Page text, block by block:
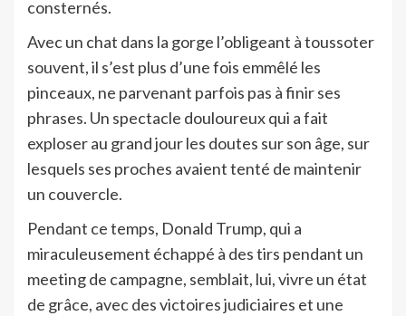
consternés.
Avec un chat dans la gorge l’obligeant à toussoter
souvent, il s’est plus d’une fois emmêlé les
pinceaux, ne parvenant parfois pas à finir ses
phrases. Un spectacle douloureux qui a fait
exploser au grand jour les doutes sur son âge, sur
lesquels ses proches avaient tenté de maintenir
un couvercle.
Pendant ce temps, Donald Trump, qui a
miraculeusement échappé à des tirs pendant un
meeting de campagne, semblait, lui, vivre un état
de grâce, avec des victoires judiciaires et une